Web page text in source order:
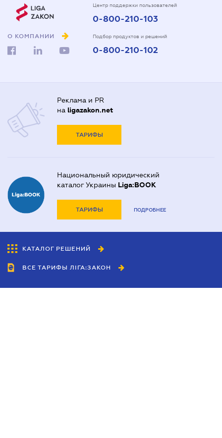
О КОМПАНИИ
Центр поддержки пользователей
0-800-210-103
Подбор продуктов и решений
0-800-210-102
Реклама и PR
на ligazakon.net
ТАРИФЫ
Национальный юридический
каталог Украины Liga:BOOK
ТАРИФЫ ПОДРОБНЕЕ
КАТАЛОГ РЕШЕНИЙ
ВСЕ ТАРИФЫ ЛІГА:ЗАКОН